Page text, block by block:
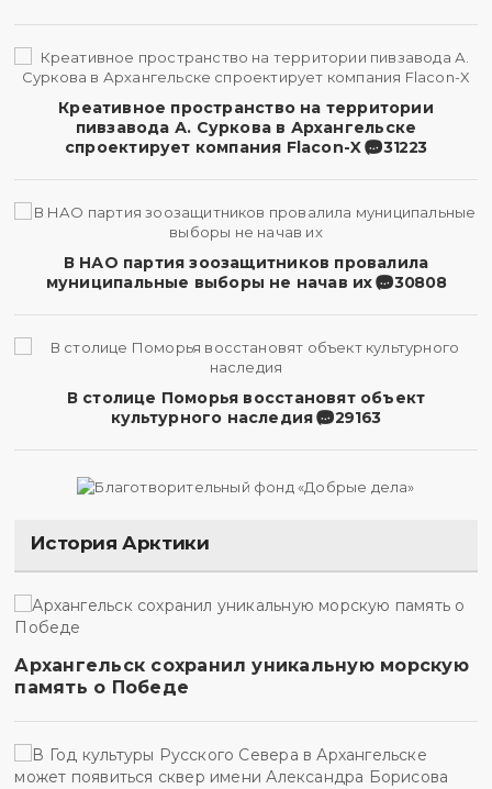
Креативное пространство на территории
пивзавода А. Суркова в Архангельске
спроектирует компания Flacon-X
31223
В НАО партия зоозащитников провалила
муниципальные выборы не начав их
30808
В столице Поморья восстановят объект
культурного наследия
29163
История Арктики
Архангельск сохранил уникальную морскую
память о Победе